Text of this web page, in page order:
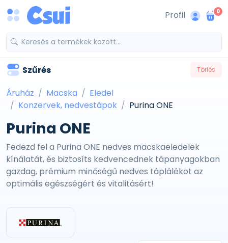
Profil 0
Szűrés Törlés
Áruház Macska
Eledel
Konzervek, nedvestápok
Purina ONE
Purina ONE
Fedezd fel a Purina ONE nedves macskaeledelek
kínálatát, és biztosíts kedvencednek tápanyagokban
gazdag, prémium minőségű nedves táplálékot az
optimális egészségért és vitalitásért!